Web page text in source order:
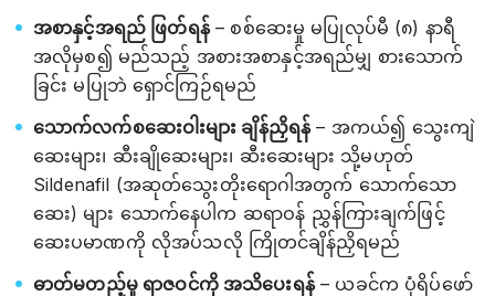
အစာနှင့်အရည် ဖြတ်ရန်– စစ်ဆေးမှု မပြုလုပ်မီ (၈) နာရီ
အလိုမှစ၍ မည်သည့် အစားအစာနှင့်အရည်မျှ စားသောက်
ခြင်း မပြုဘဲ ရှောင်ကြဉ်ရမည်
သောက်လက်စဆေးဝါးများ ချိန်ညှိရန်– အကယ်၍ သွေးကျဲ
ဆေးများ၊ ဆီးချိုဆေးများ၊ ဆီးဆေးများ သို့မဟုတ်
Sildenafil (အဆုတ်သွေးတိုးရောဂါအတွက် သောက်သော
ဆေး) များ သောက်နေပါက ဆရာဝန် ညွှန်ကြားချက်ဖြင့်
ဆေးပမာဏကို လိုအပ်သလို ကြိုတင်ချိန်ညှိရမည်
ဓာတ်မတည့်မှု ရာဇဝင်ကို အသိပေးရန်– ယခင်က ပုံရိပ်ဖော်